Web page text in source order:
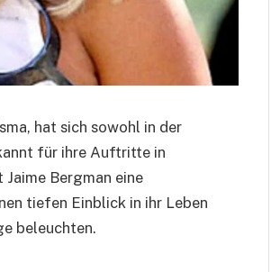
hat sich sowohl in der
für ihre Auftritte in
Jaime Bergman eine
tiefen Einblick in ihr Leben
beleuchten.